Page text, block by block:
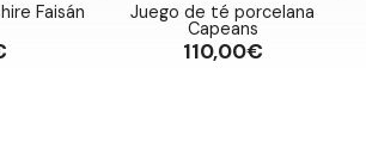
de té porcelana Juego jarras Santa